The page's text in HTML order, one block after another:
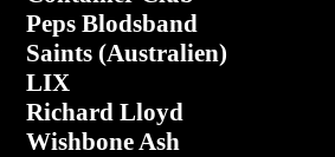
Peps Blodsband
Saints (Australien)
LIX
Richard Lloyd
Wishbone Ash